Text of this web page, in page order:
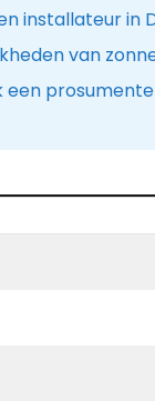
installateur in
van
een